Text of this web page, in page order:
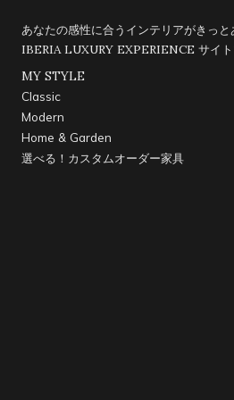
あなたの感性に合うインテリアがきっ
IBERIA LUXURY EXPERIENCE サイ
MY STYLE
Classic
Modern
Home & Garden
選べる！カスタムオーダー家具